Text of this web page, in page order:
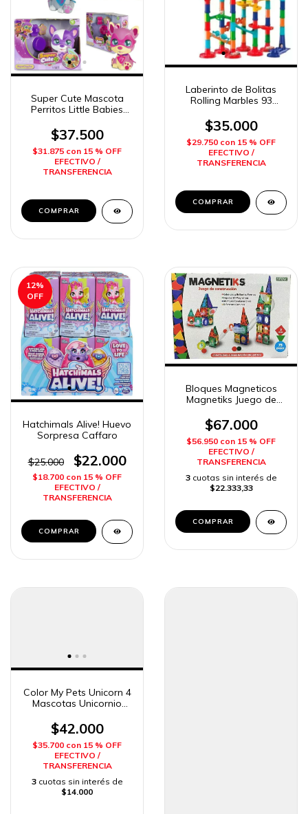
Super Cute Mascota
Perritos Little Babies
$37.500
$31.875 con 15 % OFF
EFECTIVO /
TRANSFERENCIA
COMPRAR
Laberinto de Bolitas
Rolling Marbles 93
Ditoys
$35.000
$29.750 con 15 % OFF
EFECTIVO /
TRANSFERENCIA
12%
OFF
Hatchimals Alive! Huevo
Sorpresa Caffaro
$25.000 $22.000
$18.700 con 15 % OFF
EFECTIVO /
TRANSFERENCIA
Bloques Magneticos
Magnetiks Juego de
Ditoys
$67.000
$56.950 con 15 % OFF
EFECTIVO /
TRANSFERENCIA
3 cuotas sin interés de
$22.333,33
Color My Pets Unicorn 4
Mascotas Unicornio
volver a Colorear Ditoys
$42.000
$35.700 con 15 % OFF
EFECTIVO /
TRANSFERENCIA
3 cuotas sin interés de
$14.000